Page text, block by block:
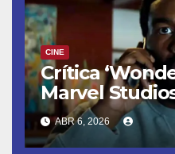
CINE
Crítica
Marvel
ABR 6, 2026